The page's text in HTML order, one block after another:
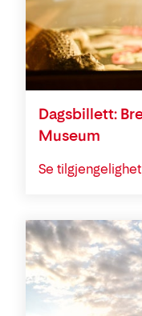
Dagsbillett:
Museum
Se tilgjengelighet